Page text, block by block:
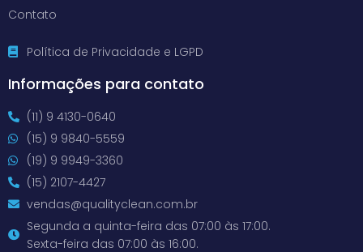
Contato
Política de Privacidade e LGPD
Informações para contato
(11) 9 4130-0640
(15) 9 9840-5559
(19) 9 9949-3360
(15) 2107-4427
vendas@qualityclean.com.br
Segunda a quinta-feira das 07:00 às 17:00.
Sexta-feira das 07:00 às 16:00.